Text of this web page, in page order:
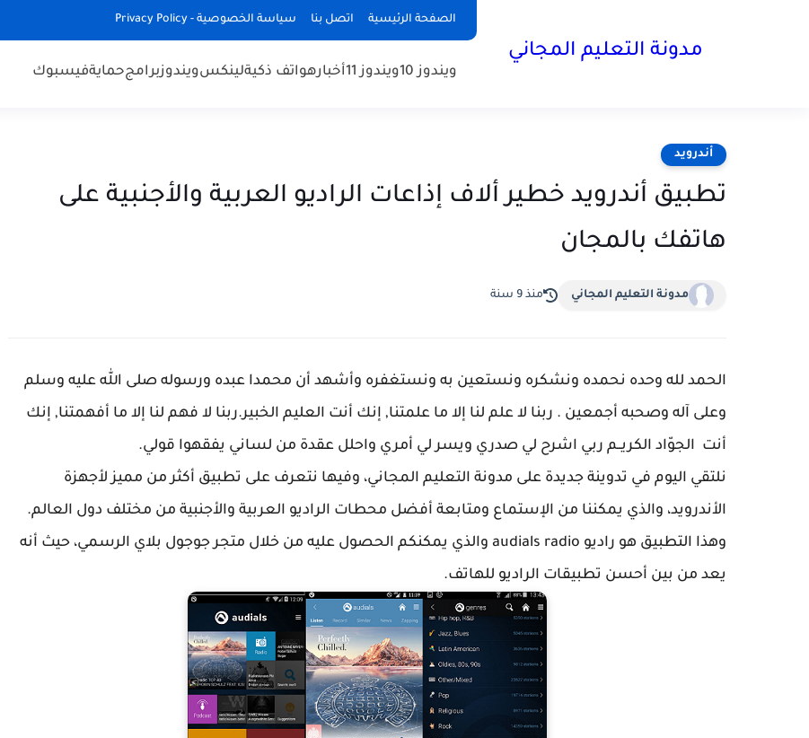
الصفحة الرئيسية اتصل بنا سياسة الخصوصية - Privacy Policy
مدونة التعليم المجاني
ويندوز 10 ويندوز 11 أخبارهواتف ذكيةلينكسويندوزبرامجحمايةفيسبوك
أندرويد
تطبيق أندرويد خطير ألاف إذاعات الراديو العربية والأجنبية على
هاتفك بالمجان
مدونة التعليم المجاني منذ 9 سنة
الحمد لله وحده نحمده ونشكره ونستعين به ونستغفره وأشهد أن محمدا عبده ورسوله صلى الله عليه وسلم
وعلى آله وصحبه أجمعين . ربنا لا علم لنا إلا ما علمتنا, إنك أنت العليم الخبير.ربنا لا فهم لنا إلا ما أفهمتنا, إنك
أنت الجوّاد الكريــم ربي اشرح لي صدري ويسر لي أمري واحلل عقدة من لساني يفقهوا قولي.
نلتقي اليوم في تدوينة جديدة على مدونة التعليم المجاني، وفيها نتعرف على تطبيق أكثر من مميز لأجهزة
الأندرويد، والذي يمكننا من الإستماع ومتابعة أفضل محطات الراديو العربية والأجنبية من مختلف دول العالم.
وهذا التطبيق هو راديو audials radio والذي يمكنكم الحصول عليه من خلال متجر جوجول بلاي الرسمي، حيث أنه
يعد من بين أحسن تطبيقات الراديو للهاتف.